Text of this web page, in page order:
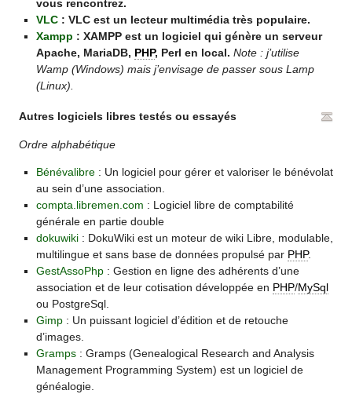
vous rencontrez.
VLC: VLC est un lecteur multimédia très populaire.
Xampp : XAMPP est un logiciel qui génère un serveur
Apache, MariaDB, PHP, Perl en local. Note : j’utilise
Wamp (Windows) mais j’envisage de passer sous Lamp
(Linux).
Autres logiciels libres testés ou essayés
Ordre alphabétique
Bénévalibre: Un logiciel pour gérer et valoriser le bénévolat
au sein d’une association.
compta.libremen.com : Logiciel libre de comptabilité
générale en partie double
dokuwiki: DokuWiki est un moteur de wiki Libre, modulable,
multilingue et sans base de données propulsé par PHP.
GestAssoPhp: Gestion en ligne des adhérents d’une
association et de leur cotisation développée en PHP/MySql
ou PostgreSql.
Gimp: Un puissant logiciel d’édition et de retouche
d’images.
Gramps: Gramps (Genealogical Research and Analysis
Management Programming System) est un logiciel de
généalogie.